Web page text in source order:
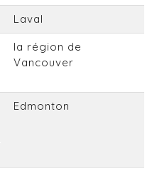
Laval
la région de
Vancouver
Edmonton